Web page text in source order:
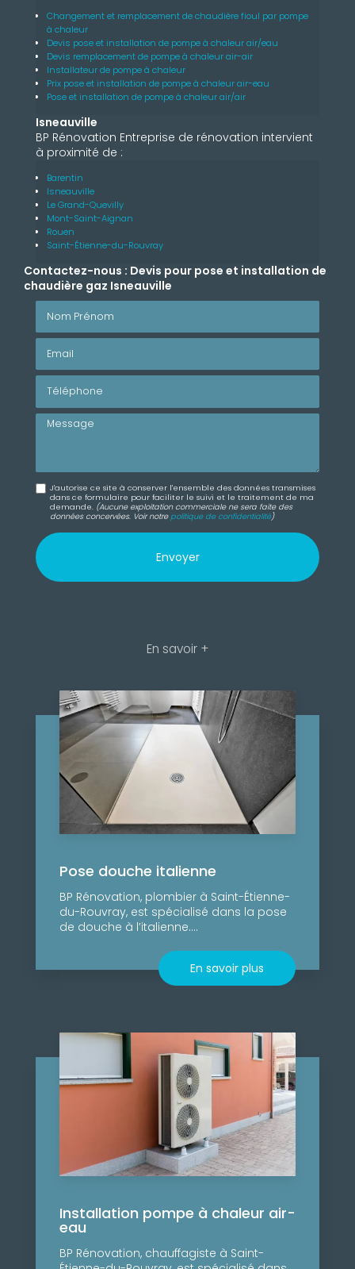
Changement et remplacement de chaudière fioul par pompe
à chaleur
Devis pose et installation de pompe à chaleur air/eau
Devis remplacement de pompe à chaleur air-air
Installateur de pompe à chaleur
Prix pose et installation de pompe à chaleur air-eau
Pose et installation de pompe à chaleur air/air
Isneauville
BP Rénovation Entreprise de rénovation intervient
à proximité de :
Barentin
Isneauville
Le Grand-Quevilly
Mont-Saint-Aignan
Rouen
Saint-Étienne-du-Rouvray
Contactez-nous : Devis pour pose et installation de
chaudière gaz Isneauville
Nom Prénom
Message
J'autorise ce site à conserver l'ensemble des données transmises
dans ce formulaire pour faciliter le suivi et le traitement de ma
demande. (Aucune exploitation commerciale ne sera faite des
données concervées. Voir notre politique de confidentialité)
En savoir +
Pose douche italienne
BP Rénovation, plombier à Saint-Étienne-
du-Rouvray, est spécialisé dans la pose
de douche à l’italienne....
En savoir plus
Installation pompe à chaleur air-
eau
BP Rénovation, chauffagiste à Saint-